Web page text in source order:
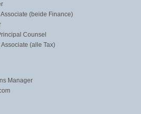
(beide Finance)
Counsel
(alle Tax)
Manager